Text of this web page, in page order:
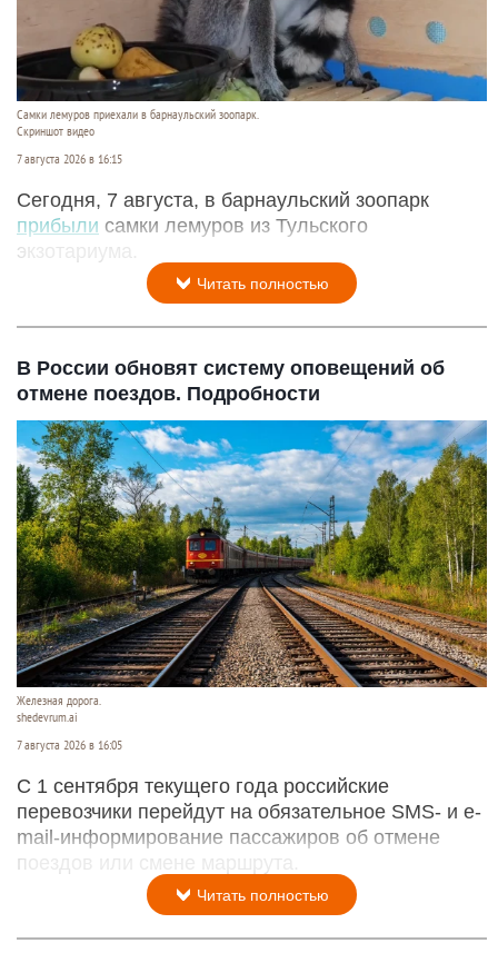
Самки лемуров приехали в барнаульский зоопарк.
Скриншот видео
7 августа 2026 в 16:15
Сегодня, 7 августа, в барнаульский зоопарк
прибыли самки лемуров из Тульского
экзотариума.
Читать полностью
В России обновят систему оповещений об
отмене поездов. Подробности
Железная дорога.
shedevrum.ai
7 августа 2026 в 16:05
С 1 сентября текущего года российские
перевозчики перейдут на обязательное SMS- и e-
mail-информирование пассажиров об отмене
поездов или смене маршрута.
Читать полностью